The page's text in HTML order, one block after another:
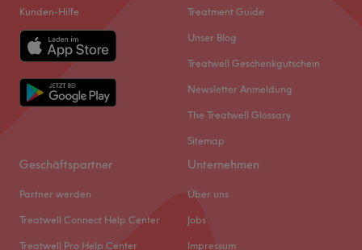
Kunden-Hilfe Treatment Guide
Unser Blog
Treatwell Geschenkgutschein
Newsletter Anmeldung
The Treatwell Glossary
Sitemap
Geschäftspartner
Partner werden
Treatwell Connect Help Center
Treatwell Pro Help Center
Unternehmen
Über uns
Jobs
Impressum